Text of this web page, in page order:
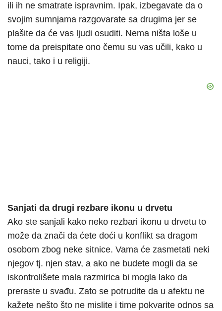
ili ih ne smatrate ispravnim. Ipak, izbegavate da o
svojim sumnjama razgovarate sa drugima jer se
plašite da će vas ljudi osuditi. Nema ništa loše u
tome da preispitate ono čemu su vas učili, kako u
nauci, tako i u religiji.
Sanjati da drugi rezbare ikonu u drvetu
Ako ste sanjali kako neko rezbari ikonu u drvetu to
može da znači da ćete doći u konflikt sa dragom
osobom zbog neke sitnice. Vama će zasmetati neki
njegov tj. njen stav, a ako ne budete mogli da se
iskontrolišete mala razmirica bi mogla lako da
preraste u svađu. Zato se potrudite da u afektu ne
kažete nešto što ne mislite i time pokvarite odnos sa